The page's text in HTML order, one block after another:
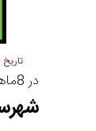
تاریخ
در 8ماهه امسال